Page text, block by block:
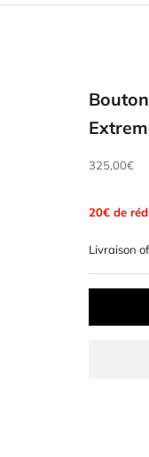
Prix de
325,00€
20€ de
Livraison